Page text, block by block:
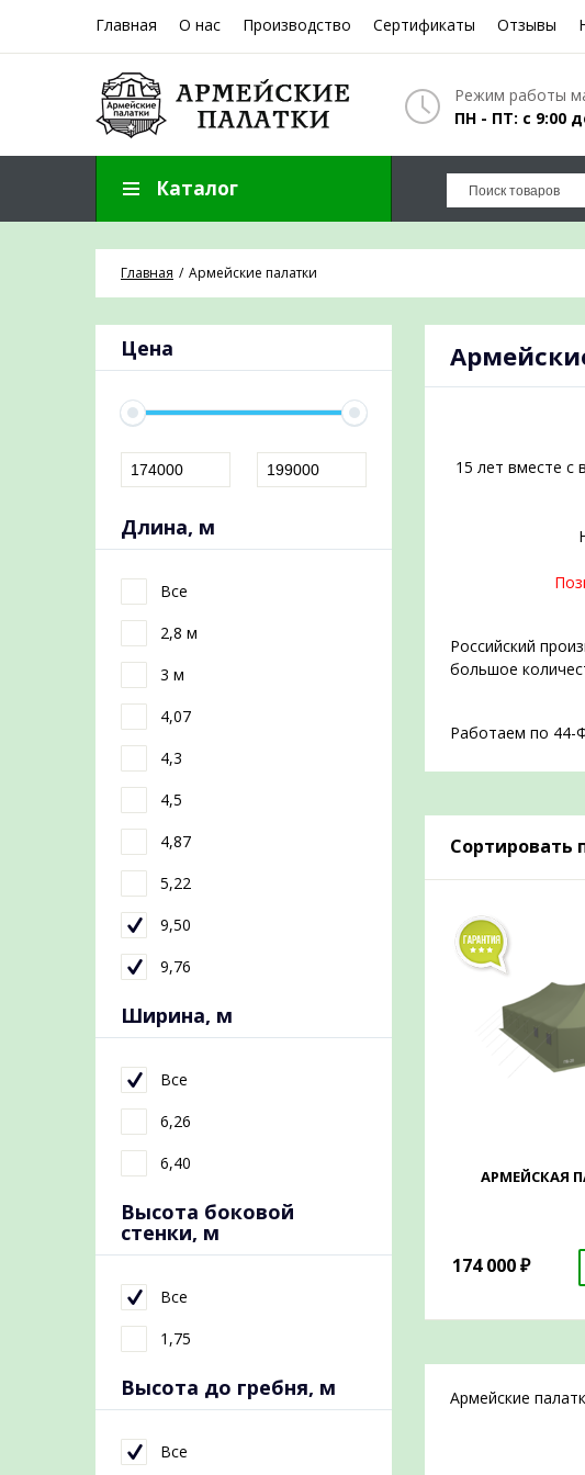
Главная О нас Производство Сертификаты Отзывы
Режим работы
ПН - ПТ: с 9:00
Каталог
Главная Армейские палатки
Цена
Длина, м
Все
2,8 м
3 м
4,07
4,3
4,5
4,87
5,22
9,50
9,76
Ширина, м
Все
6,26
6,40
Высота боковой
стенки, м
Все
1,75
Высота до гребня, м
Все
15 лет вместе
Российский
большое
Работаем по 44-
Сортировать
АРМЕЙСКАЯ
174 000₽
Армейские
ЗАПОЛНИТЕ
Отправим